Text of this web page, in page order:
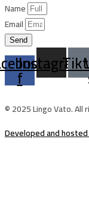
Name
Email
Send
f
Instagram
© 2025 Lingo Vato. All
Developed and